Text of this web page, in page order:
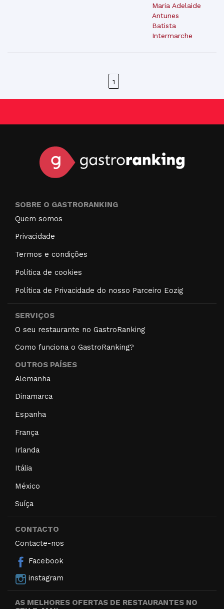
Maria Adelaide
Antunes
Batista
Intermarche
1
SOBRE O GASTRORANKING
Quem somos
Privacidade
Termos e condições
Política de cookies
Política de Privacidade do nosso Parceiro Eozig
SERVIÇOS
O seu restaurante no GastroRanking
Como funciona o GastroRanking?
OUTROS PAÍSES
Alemanha
Dinamarca
Espanha
França
Irlanda
Itália
México
Suíça
CONTACTO
Contacte-nos
Facebook
instagram
AS MELHORES OFERTAS DE RESTAURANTES NO